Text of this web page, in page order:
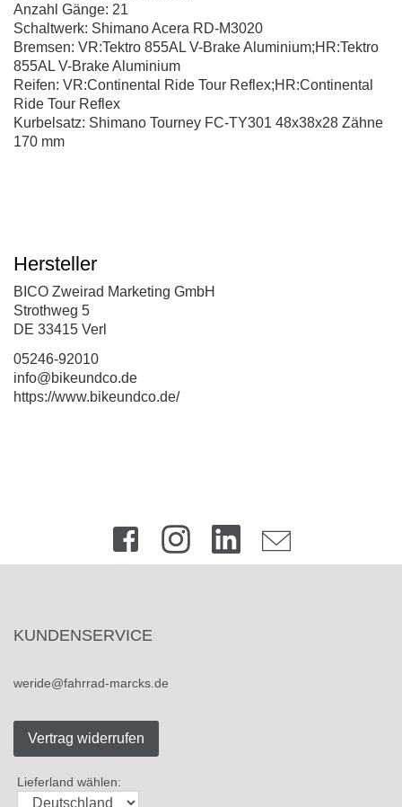
Anzahl Gänge: 21
Schaltwerk: Shimano Acera RD-M3020
Bremsen: VR:Tektro 855AL V-Brake Aluminium;HR:Tektro
855AL V-Brake Aluminium
Reifen: VR:Continental Ride Tour Reflex;HR:Continental
Ride Tour Reflex
Kurbelsatz: Shimano Tourney FC-TY301 48x38x28 Zähne
170 mm
Hersteller
BICO Zweirad Marketing GmbH
Strothweg 5
DE 33415 Verl
05246-92010
info@bikeundco.de
https://www.bikeundco.de/
KUNDENSERVICE
weride@fahrrad-marcks.de
Vertrag widerrufen
Lieferland wählen: